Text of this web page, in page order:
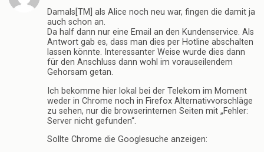
Damals[TM] als Alice noch neu war, fingen die damit ja
auch schon an.
Da half dann nur eine Email an den Kundenservice. Als
Antwort gab es, dass man dies per Hotline abschalten
lassen könnte. Interessanter Weise wurde dies dann
für den Anschluss dann wohl im vorauseilendem
Gehorsam getan.
Ich bekomme hier lokal bei der Telekom im Moment
weder in Chrome noch in Firefox Alternativvorschläge
zu sehen, nur die browserinternen Seiten mit „Fehler:
Server nicht gefunden“.
Sollte Chrome die Googlesuche anzeigen: